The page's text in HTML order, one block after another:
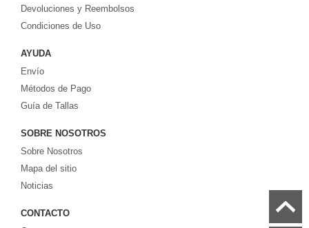
Compre nuestra gran selección de
equipaciones, camisetas y un portero a partir de €17.6. Diseños de fútbol
Devoluciones y Reembolsos
Condiciones de Uso
AYUDA
Envío
Métodos de Pago
Guía de Tallas
SOBRE NOSOTROS
Sobre Nosotros
Mapa del sitio
Noticias
CONTACTO